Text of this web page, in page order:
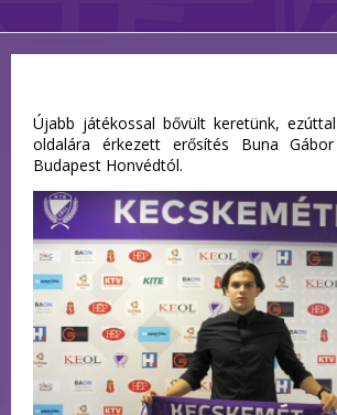
Újabb játékossal bővült keretünk,
oldalára érkezett erősítés Buna
Budapest Honvédtól.